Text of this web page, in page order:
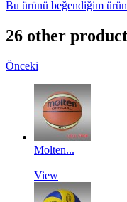
Bu ürünü beğendiğim
26 other
Önceki
Molten...
View